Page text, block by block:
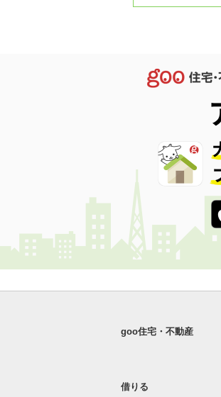
goo住宅・不動産
借りる